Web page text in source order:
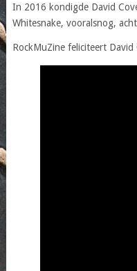
In 2016 kondigde David
Whitesnake, vooralsnog,
RockMuZine feliciteert